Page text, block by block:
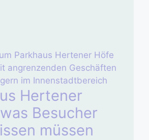
Hertener
Besucher
müssen